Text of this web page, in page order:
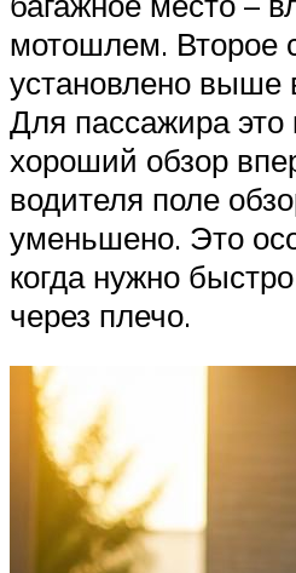
мотошлем. Второе
установлено выше
Для пассажира это
хороший обзор
водителя поле
уменьшено. Это
когда нужно
через плечо.